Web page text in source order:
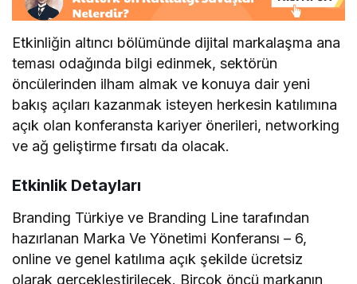
Etkinliğin altıncı bölümünde dijital markalaşma ana
teması odağında bilgi edinmek, sektörün
öncülerinden ilham almak ve konuya dair yeni
bakış açıları kazanmak isteyen herkesin katılımına
açık olan konferansta kariyer önerileri, networking
ve ağ geliştirme fırsatı da olacak.
Etkinlik Detayları
Branding Türkiye ve Branding Line tarafından
hazırlanan Marka Ve Yönetimi Konferansı – 6,
online ve genel katılıma açık şekilde ücretsiz
olarak gerçekleştirilecek. Birçok öncü markanın